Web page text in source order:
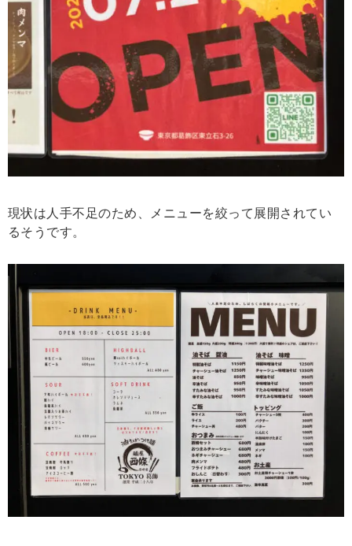
現状は人手不足のため、メニューを絞って展開されてい
るそうです。